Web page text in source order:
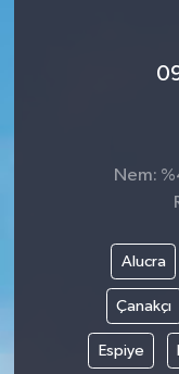
Nem:
Alucra
Çanakçı
Espiye
Yaşam
Yurttan